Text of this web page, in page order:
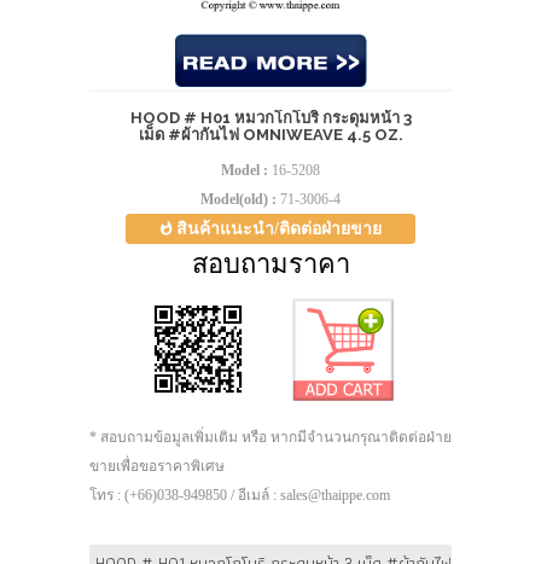
HOOD # H01 หมวกโกโบริ กระดุมหน้า 3
เม็ด #ผ้ากันไฟ OMNIWEAVE 4.5 OZ.
Model : 16-5208
Model(old) : 71-3006-4
สินค้าแนะนำ/ติดต่อฝ่ายขาย
สอบถามราคา
* สอบถามข้อมูลเพิ่มเติม หรือ หากมีจำนวนกรุณาติดต่อฝ่าย
ขายเพื่อขอราคาพิเศษ
โทร : (+66)038-949850 / อีเมล์ : sales@thaippe.com